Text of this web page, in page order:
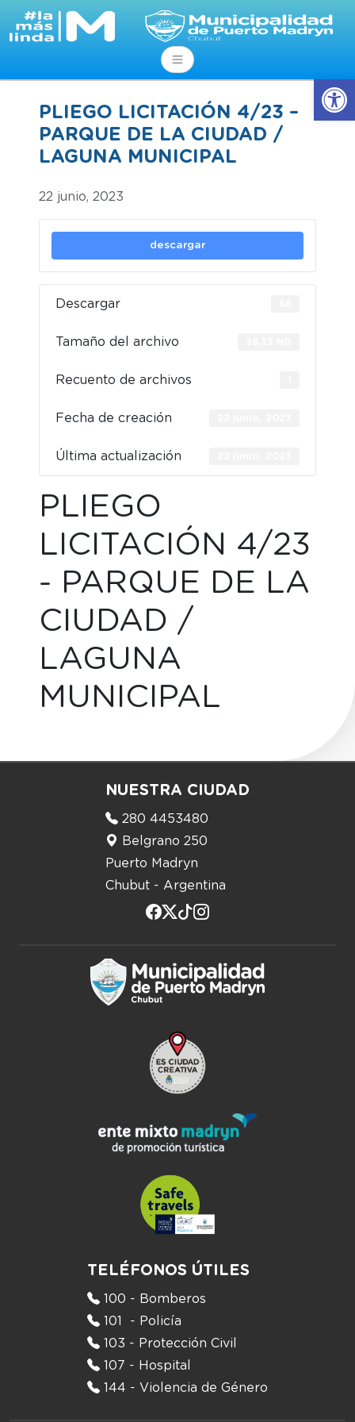
Abrir
PLIEGO LICITACIÓN 4/23 –
PARQUE DE LA CIUDAD /
LAGUNA MUNICIPAL
22 junio, 2023
descargar
Descargar
Tamaño del archivo
Recuento de archivos
Fecha de creación
Última actualización
PLIEGO
LICITACIÓN 4/23
- PARQUE DE LA
CIUDAD /
LAGUNA
MUNICIPAL
NUESTRA CIUDAD
280 4453480
Belgrano 250
Puerto Madryn
Chubut - Argentina
TELÉFONOS ÚTILES
100 - Bomberos
101 - Policía
103 - Protección Civil
107 - Hospital
144 - Violencia de Género